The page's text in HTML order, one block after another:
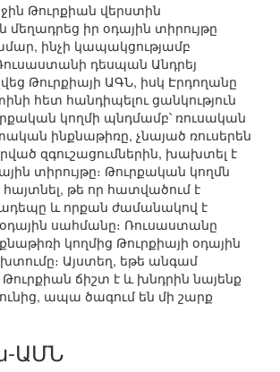
Թուրքիան վերստին
իր օդային տիրույթը
ինչի կապակցությամբ
դեսպան Անդրեյ
Թուրքիայի ԱԳՆ, իսկ Էրդողանը
հետ հանդիպելու ցանկություն
կողմի պնդմամբ՝ ռուսական
ինքնաթիռը, չնայած ռուսերեն
զգուշացումներին, խախտել է
տիրույթը։ Թուրքական կողմն
թե որ հատվածում է
և որքան ժամանակով է
սահմանը։ Ռուսաստանը
կողմից Թուրքիայի օդային
Այստեղ, եթե անգամ
Թուրքիան ճիշտ է և խնդրին նայենք
ապա ծագում են մի շարք
ԱՄՆ